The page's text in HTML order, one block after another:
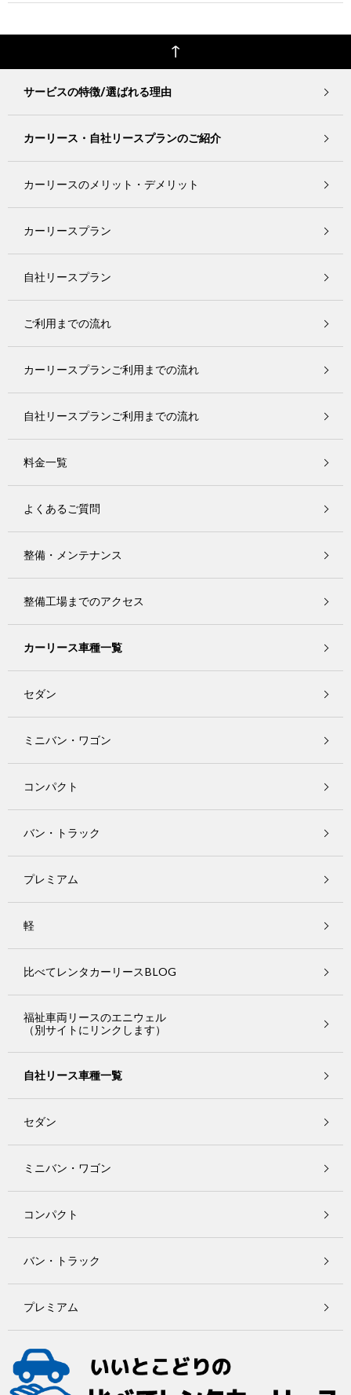
サービスの特徴/選ばれる理由
カーリース・自社リースプランのご紹介
カーリースのメリット・デメリット
カーリースプラン
自社リースプラン
ご利用までの流れ
カーリースプランご利用までの流れ
自社リースプランご利用までの流れ
料金一覧
よくあるご質問
整備・メンテナンス
整備工場までのアクセス
カーリース車種一覧
セダン
ミニバン・ワゴン
コンパクト
バン・トラック
プレミアム
軽
比べてレンタカーリースBLOG
福祉車両リースのエニウェル
（別サイトにリンクします）
自社リース車種一覧
セダン
ミニバン・ワゴン
コンパクト
バン・トラック
プレミアム